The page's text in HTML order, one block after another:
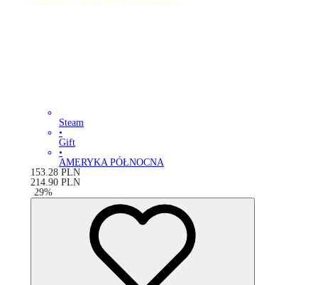
Steam
•
Gift
•
AMERYKA PÓŁNOCNA
153.28 PLN
214.90 PLN
-29%